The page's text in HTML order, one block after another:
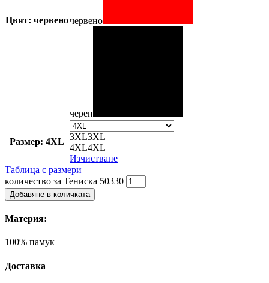
Цвят: червеночервено
черен
Размер: 4XL 3XL3XL
4XL4XL
Изчистване
Таблица с размери
количество за Тениска 50330
Добавяне в количката
Материя:
100% памук
Доставка